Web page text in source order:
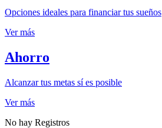
Opciones ideales para financiar tus sueños
Ver más
Ahorro
Alcanzar tus metas sí es posible
Ver más
No hay Registros